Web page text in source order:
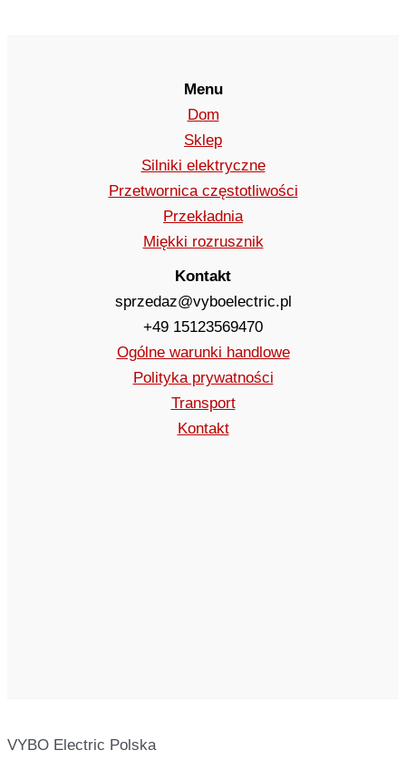
Menu
Dom
Sklep
Silniki elektryczne
Przetwornica częstotliwości
Przekładnia
Miękki rozrusznik
Kontakt
sprzedaz@vyboelectric.pl
+49 15123569470
Ogólne warunki handlowe
Polityka prywatności
Transport
Kontakt
VYBO Electric Polska